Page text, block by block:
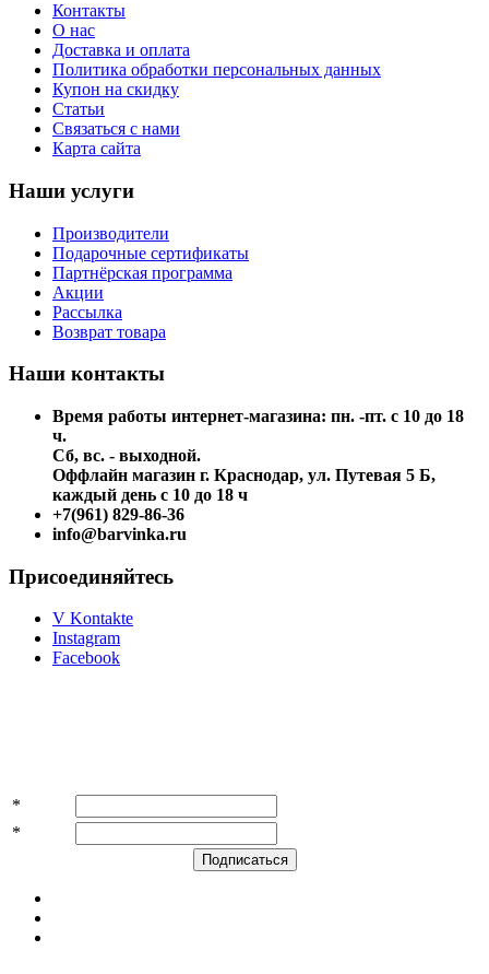
Контакты
О нас
Доставка и оплата
Политика обработки персональных данных
Купон на скидку
Статьи
Связаться с нами
Карта сайта
Наши услуги
Производители
Подарочные сертификаты
Партнёрская программа
Акции
Рассылка
Возврат товара
Наши контакты
Время работы интернет-магазина: пн. -пт. с 10 до 18
ч.
Сб, вс. - выходной.
Оффлайн магазин г. Краснодар, ул. Путевая 5 Б,
каждый день с 10 до 18 ч
+7(961) 829-86-36
info@barvinka.ru
Присоединяйтесь
V Kontakte
Instagram
Facebook
*
*